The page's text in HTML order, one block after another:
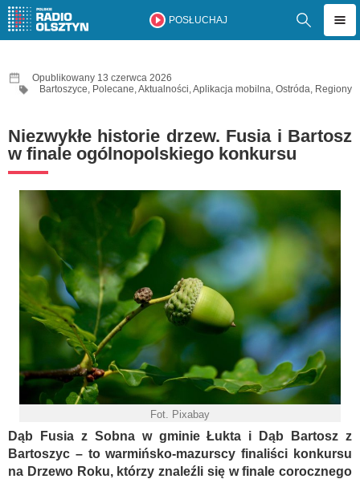
POSŁUCHAJ
Opublikowany 13 czerwca 2026
Bartoszyce, Polecane,Aktualności,Aplikacja mobilna, Ostróda, Regiony
Niezwykłe historie drzew. Fusia i Bartosz
w finale ogólnopolskiego konkursu
Fot. Pixabay
Dąb Fusia z Sobna w gminie Łukta i Dąb Bartosz z
Bartoszyc – to warmińsko-mazurscy finaliści konkursu
na Drzewo Roku, którzy znaleźli się w finale corocznego